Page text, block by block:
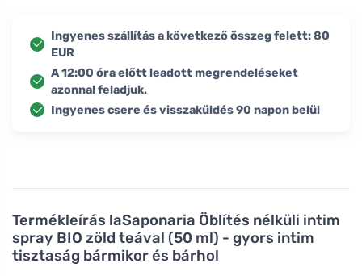
Termékleírás laSaponaria Öblítés nélküli intim
spray BIO zöld teával (50 ml) - gyors intim
tisztaság bármikor és bárhol
Ingyenes szállítás a következő összeg felett: 80
EUR
A 12:00 óra előtt leadott megrendeléseket
azonnal feladjuk.
Ingyenes csere és visszaküldés 90 napon belül